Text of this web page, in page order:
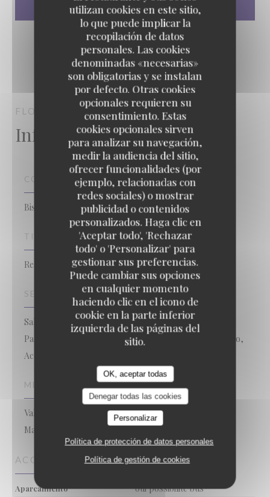
utilizan cookies en este sitio,
lo que puede implicar la
recopilación de datos
personales. Las cookies
denominadas «necesarias»
son obligatorias y se instalan
por defecto. Otras cookies
opcionales requieren su
consentimiento. Estas
cookies opcionales sirven
para analizar su navegación,
medir la audiencia del sitio,
ofrecer funcionalidades (por
ejemplo, relacionadas con
redes sociales) o mostrar
publicidad o contenidos
personalizados. Haga clic en
'Aceptar todo', 'Rechazar
todo' o 'Personalizar' para
gestionar sus preferencias.
Puede cambiar sus opciones
en cualquier momento
haciendo clic en el icono de
cookie en la parte inferior
izquierda de las páginas del
sitio.
OK, aceptar todas
Denegar todas las cookies
Personalizar
Política de protección de datos personales
Política de gestión de cookies
FLORES'SENS RESTAURANTE FLORENSAC
Información general
COCINA
Bistronomique
TIPO DE NEGOCIO
Restaurante
SERVICIOS
Salón de Banquetes, Comidas de Grupo, Privatización,
Para Llevar, Aparcamiento Gratuito, Aire Acondicionado,
Acceso a Discapacitados
MÉTODOS DE PAGO
Vales restaurante (unicamente almuerzo), Efectivo,
Master, Visa, Cheques, Tarjeta de Crédito
ACCESO
Aparcamiento oui possibilité bus